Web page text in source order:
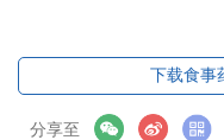
下载食事
分享至